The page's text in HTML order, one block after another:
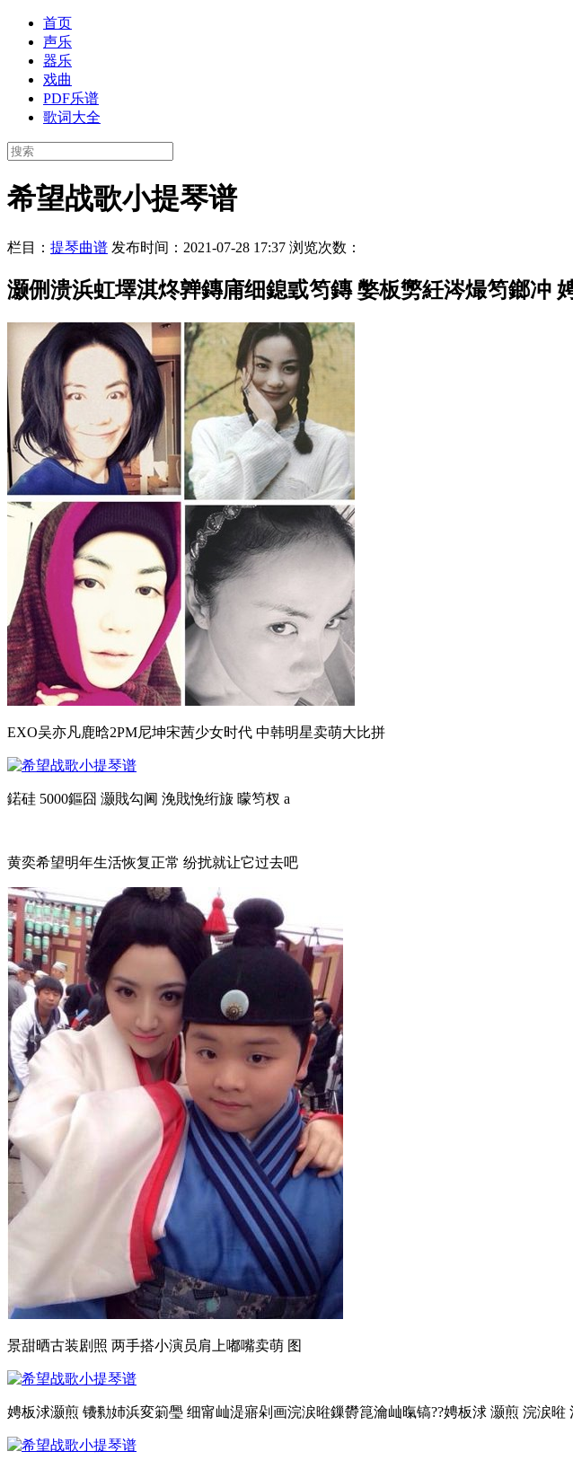
首页
声乐
器乐
戏曲
PDF乐谱
歌词大全
希望战歌小提琴谱
栏目： 提琴曲谱 发布时间：2021-07-28 17:37 浏览次数：
灏侀溃浜虹墿淇炵亸鏄庯细鎴戜笉鏄 嫳板勶紝涔熶笉鎯冲
EXO吴亦凡鹿晗2PM尼坤宋茜少女时代 中韩明星卖萌大比拼
鍩硅 5000鏂囧 灏戝勾阃 浼戝悗绗旇 曚笉杈 a
黄奕希望明年生活恢复正常 纷扰就让它过去吧
景甜晒古装剧照 两手搭小演员肩上嘟嘴卖萌 图
娉板浗灏煎 镄勬姉浜変箣璺 细甯屾湜寤剁画浣涙暀鏁欎箟瀹屾暣镐??娉板浗 灏煎 浣涙暀